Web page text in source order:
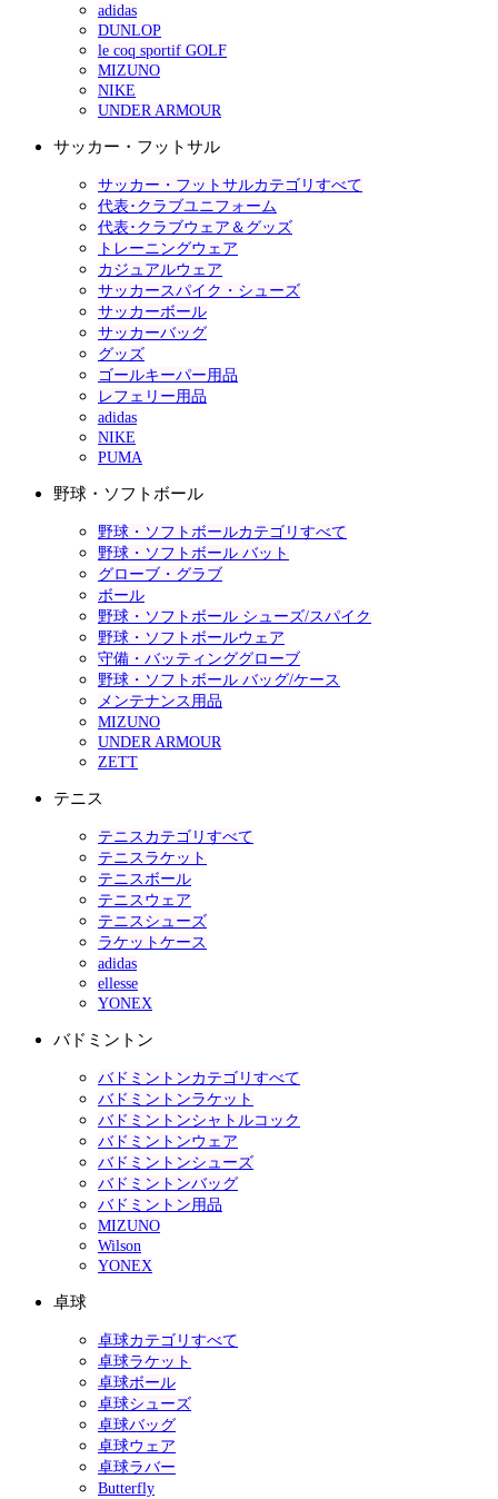
adidas
DUNLOP
le coq sportif GOLF
MIZUNO
NIKE
UNDER ARMOUR
サッカー・フットサル
サッカー・フットサルカテゴリすべて
代表･クラブユニフォーム
代表･クラブウェア＆グッズ
トレーニングウェア
カジュアルウェア
サッカースパイク・シューズ
サッカーボール
サッカーバッグ
グッズ
ゴールキーパー用品
レフェリー用品
adidas
NIKE
PUMA
野球・ソフトボール
野球・ソフトボールカテゴリすべて
野球・ソフトボール バット
グローブ・グラブ
ボール
野球・ソフトボール シューズ/スパイク
野球・ソフトボールウェア
守備・バッティンググローブ
野球・ソフトボール バッグ/ケース
メンテナンス用品
MIZUNO
UNDER ARMOUR
ZETT
テニス
テニスカテゴリすべて
テニスラケット
テニスボール
テニスウェア
テニスシューズ
ラケットケース
adidas
ellesse
YONEX
バドミントン
バドミントンカテゴリすべて
バドミントンラケット
バドミントンシャトルコック
バドミントンウェア
バドミントンシューズ
バドミントンバッグ
バドミントン用品
MIZUNO
Wilson
YONEX
卓球
卓球カテゴリすべて
卓球ラケット
卓球ボール
卓球シューズ
卓球バッグ
卓球ウェア
卓球ラバー
Butterfly